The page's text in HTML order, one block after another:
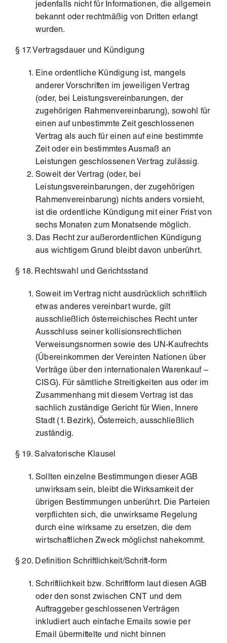
jedenfalls nicht für Informationen, die allgemein
bekannt oder rechtmäßig von Dritten erlangt
wurden.
§ 17. Vertragsdauer und Kündigung
Eine ordentliche Kündigung ist, mangels
anderer Vorschriften im jeweiligen Vertrag
(oder, bei Leistungsvereinbarungen, der
zugehörigen Rahmenvereinbarung), sowohl für
einen auf unbestimmte Zeit geschlossenen
Vertrag als auch für einen auf eine bestimmte
Zeit oder ein bestimmtes Ausmaß an
Leistungen geschlossenen Vertrag zulässig.
Soweit der Vertrag (oder, bei
Leistungsvereinbarungen, der zugehörigen
Rahmenvereinbarung) nichts anders vorsieht,
ist die ordentliche Kündigung mit einer Frist von
sechs Monaten zum Monatsende möglich.
Das Recht zur außerordentlichen Kündigung
aus wichtigem Grund bleibt davon unberührt.
§ 18. Rechtswahl und Gerichtsstand
Soweit im Vertrag nicht ausdrücklich schriftlich
etwas anderes vereinbart wurde, gilt
ausschließlich österreichisches Recht unter
Ausschluss seiner kollisionsrechtlichen
Verweisungsnormen sowie des UN-Kaufrechts
(Übereinkommen der Vereinten Nationen über
Verträge über den internationalen Warenkauf –
CISG). Für sämtliche Streitigkeiten aus oder im
Zusammenhang mit diesem Vertrag ist das
sachlich zuständige Gericht für Wien, Innere
Stadt (1. Bezirk), Österreich, ausschließlich
zuständig.
§ 19. Salvatorische Klausel
Sollten einzelne Bestimmungen dieser AGB
unwirksam sein, bleibt die Wirksamkeit der
übrigen Bestimmungen unberührt. Die Parteien
verpflichten sich, die unwirksame Regelung
durch eine wirksame zu ersetzen, die dem
wirtschaftlichen Zweck möglichst nahekommt.
§ 20. Definition Schriftlichkeit/Schrift-form
Schriftlichkeit bzw. Schriftform laut diesen AGB
oder den sonst zwischen CNT und dem
Auftraggeber geschlossenen Verträgen
inkludiert auch einfache Emails sowie per
Email übermittelte und nicht binnen